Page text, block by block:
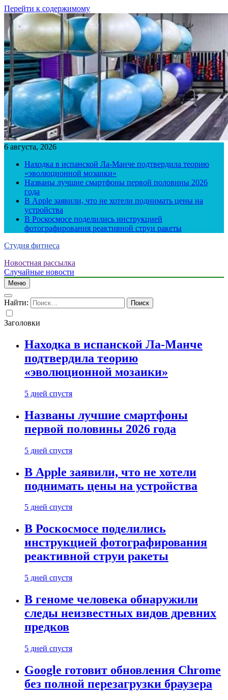
Перейти к содержимому
6 августа, 2026
Находка в испанской Ла-Манче подтвердила теорию
«эволюционной мозаики»
Названы лучшие смартфоны первой половины 2026
года
В Apple заявили, что не хотели поднимать цены на
устройства
В Роскосмосе поделились инструкцией
фотографирования реактивной струи ракеты
Студия фитнеса
Новостная рассылка
Случайные новости
Меню
Найти:
Заголовки
Находка в испанской Ла-Манче
подтвердила теорию
«эволюционной мозаики»
5 дней спустя
Названы лучшие смартфоны
первой половины 2026 года
5 дней спустя
В Apple заявили, что не хотели
поднимать цены на устройства
5 дней спустя
В Роскосмосе поделились
инструкцией фотографирования
реактивной струи ракеты
5 дней спустя
В геноме человека обнаружили
следы неизвестных видов древних
предков
5 дней спустя
Google готовит обновления Chrome
без полной перезагрузки браузера